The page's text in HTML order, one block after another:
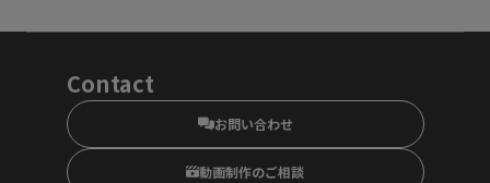
Contact
お問い合わせ
動画制作のご相談